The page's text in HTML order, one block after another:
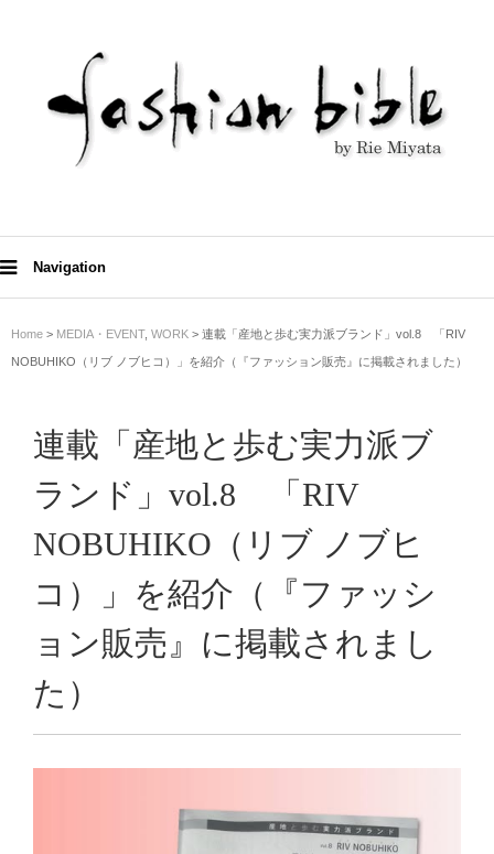
Navigation
Home > MEDIA・EVENT, WORK > 連載「産地と歩む実力派ブランド」vol.8 「RIV
NOBUHIKO（リブ ノブヒコ）」を紹介（『ファッション販売』に掲載されました）
連載「産地と歩む実力派ブ
ランド」vol.8 「RIV
NOBUHIKO（リブ ノブヒ
コ）」を紹介（『ファッシ
ョン販売』に掲載されまし
た）